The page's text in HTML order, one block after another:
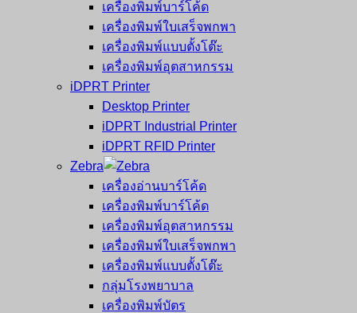
เครื่องพิมพ์บาร์โค้ด
เครื่องพิมพ์ใบเสร็จพกพา
เครื่องพิมพ์แบบตั้งโต๊ะ
เครื่องพิมพ์อุตสาหกรรม
iDPRT Printer
Desktop Printer
iDPRT Industrial Printer
iDPRT RFID Printer
Zebra
เครื่องอ่านบาร์โค้ด
เครื่องพิมพ์บาร์โค้ด
เครื่องพิมพ์อุตสาหกรรม
เครื่องพิมพ์ใบเสร็จพกพา
เครื่องพิมพ์แบบตั้งโต๊ะ
กลุ่มโรงพยาบาล
เครื่องพิมพ์บัตร